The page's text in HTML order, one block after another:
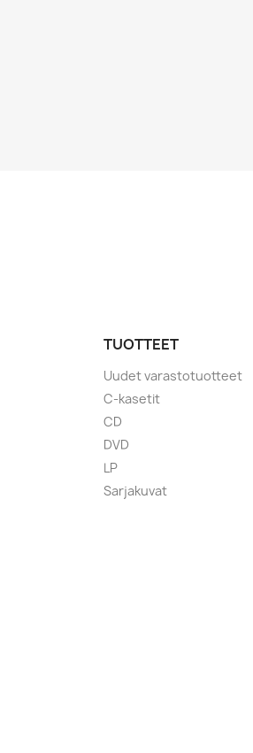
TUOTTEET
Uudet varastotuotteet
C-kasetit
CD
DVD
LP
Sarjakuvat